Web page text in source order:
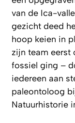
van de Ica-
gezicht deed
hoop keien in
zijn team eerst
fossiel ging –
iedereen aan
paleontoloog
Natuurhistorie